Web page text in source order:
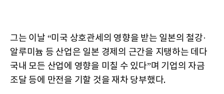
그는 이날 “미국 상호관세의 영향을 받는 일본의 철강·
알루미늄 등 산업은 일본 경제의 근간을 지탱하는 데다
국내 모든 산업에 영향을 미칠 수 있다”며 기업의 자금
조달 등에 만전을 기할 것을 재차 당부했다.